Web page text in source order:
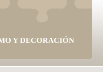
Y DECORACIÓN